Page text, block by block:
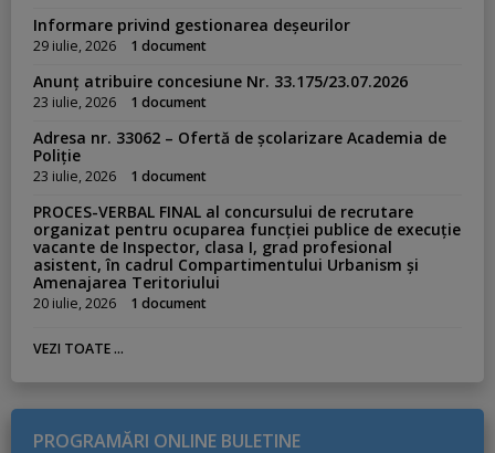
Informare privind gestionarea deșeurilor
29 iulie, 2026 1 document
Anunț atribuire concesiune Nr. 33.175/23.07.2026
23 iulie, 2026 1 document
Adresa nr. 33062 – Ofertă de școlarizare Academia de
Poliție
23 iulie, 2026 1 document
PROCES-VERBAL FINAL al concursului de recrutare
organizat pentru ocuparea funcției publice de execuție
vacante de Inspector, clasa I, grad profesional
asistent, în cadrul Compartimentului Urbanism și
Amenajarea Teritoriului
20 iulie, 2026 1 document
VEZI TOATE ...
PROGRAMĂRI ONLINE BULETINE